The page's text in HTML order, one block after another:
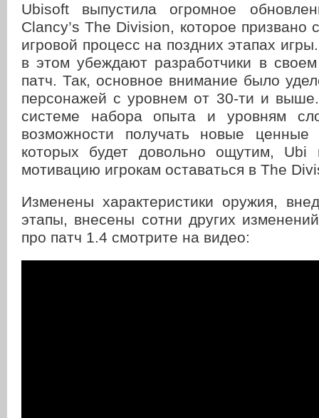
Ubisoft выпустила огромное
Clancy’s The Division, которое призвано
игровой процесс на поздних этапах
в этом убеждают разработчики в
патч. Так, основное внимание было
персонажей с уровнем от 30-ти и
системе набора опыта и уровням
возможности получать новые
которых будет довольно ощутим, Ubi
мотивацию игрокам оставаться в The
Изменены характеристики оружия,
этапы, внесены сотни других
про патч 1.4 смотрите на видео: